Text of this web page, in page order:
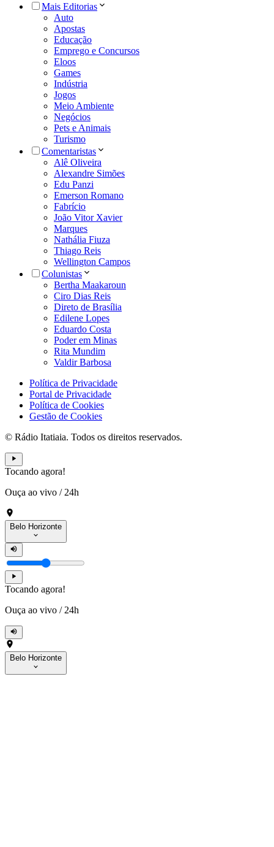
Mais Editorias
Auto
Apostas
Educação
Emprego e Concursos
Eloos
Games
Indústria
Jogos
Meio Ambiente
Negócios
Pets e Animais
Turismo
Comentaristas
Alê Oliveira
Alexandre Simões
Edu Panzi
Emerson Romano
Fabrício
João Vitor Xavier
Marques
Nathália Fiuza
Thiago Reis
Wellington Campos
Colunistas
Bertha Maakaroun
Ciro Dias Reis
Direto de Brasília
Edilene Lopes
Eduardo Costa
Poder em Minas
Rita Mundim
Valdir Barbosa
Política de Privacidade
Portal de Privacidade
Política de Cookies
Gestão de Cookies
© Rádio Itatiaia. Todos os direitos reservados.
Tocando agora!
Ouça ao vivo / 24h
Belo Horizonte
Tocando agora!
Ouça ao vivo / 24h
Belo Horizonte